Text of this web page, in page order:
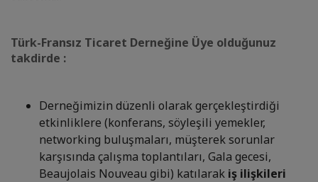
Türk-Fransız Ticaret Derneğine Üye olduğunuz
takdirde :
Derneğimizin düzenli olarak gerçekleştirdiği
etkinliklere (konferans, söyleşili yemekler,
networking buluşmaları, müşterek sorunlar
karşısında çalışma toplantıları, Gala gecesi,
Beaujolais Nouveau gibi) katılarak iş ilişkileri